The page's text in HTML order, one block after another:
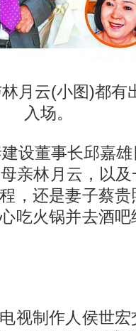
月云(小图)都有
入场。
董事长邱嘉雄
亲林月云，以
，还是妻子蔡
吃火锅并去酒
制作人侯世宏